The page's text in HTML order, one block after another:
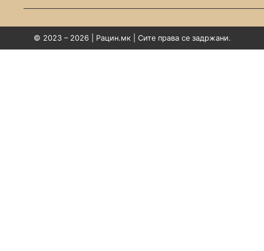
© 2023 – 2026 | Рацин.мк | Сите права се задржани.